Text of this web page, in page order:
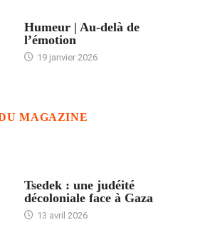
Humeur | Au-delà de
l’émotion
19 janvier 2026
MAGAZINE
Tsedek : une judéité
décoloniale face à Gaza
13 avril 2026